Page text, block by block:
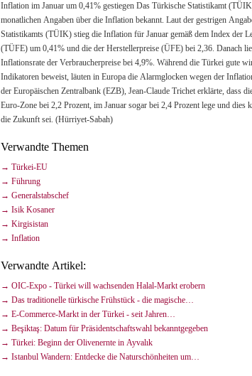
Inflation im Januar um 0,41% gestiegen Das Türkische Statistikamt (TÜIK) gab gestern die
monatlichen Angaben über die Inflation bekannt. Laut der gestrigen Angaben des Türkischen
Statistikamts (TÜIK) stieg die Inflation für Januar gemäß dem Index der Lebenshaltungskosten
(TÜFE) um 0,41% und die der Herstellerpreise (ÜFE) bei 2,36. Danach liegt die jährliche
Inflationsrate der Verbraucherpreise bei 4,9%. Während die Türkei gute wirtschaftliche
Indikatoren beweist, läuten in Europa die Alarmglocken wegen der Inflationsrate. Der Präsident
der Europäischen Zentralbank (EZB), Jean-Claude Trichet erklärte, dass die Inflationsrate in der
Euro-Zone bei 2,2 Prozent, im Januar sogar bei 2,4 Prozent lege und dies kein gutes Zeichen für
die Zukunft sei. (Hürriyet-Sabah)
Verwandte Themen
Türkei-EU
Führung
Generalstabschef
Isik Kosaner
Kirgisistan
Inflation
Verwandte Artikel:
OIC-Expo - Türkei will wachsenden Halal-Markt erobern
Das traditionelle türkische Frühstück - die magische…
E-Commerce-Markt in der Türkei - seit Jahren…
Beşiktaş: Datum für Präsidentschaftswahl bekanntgegeben
Türkei: Beginn der Olivenernte in Ayvalık
Istanbul Wandern: Entdecke die Naturschönheiten um…